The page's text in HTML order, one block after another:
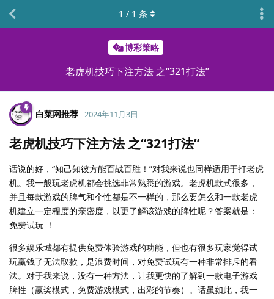
博彩策略
老虎机技巧下注方法 之“321打法”
1 / 1 条
白菜网推荐 2024年11月3日
老虎机技巧下注方法 之“321打法”
话说的好，“知己知彼方能百战百胜！”对我来说也同样适用于打老虎
机。我一般玩老虎机都会挑选非常熟悉的游戏。老虎机款式很多，
并且每款游戏的脾气和个性都是不一样的，那么要怎么和一款老虎
机建立一定程度的亲密度，以更了解该游戏的脾性呢？答案就是：
免费试玩 ！
很多娱乐城都有提供免费体验游戏的功能，但也有很多玩家觉得试
玩赢钱了无法取款，是浪费时间，对免费试玩有一种非常排斥的看
法。对于我来说，没有一种方法，让我更快的了解到一款电子游戏
脾性（赢奖模式，免费游戏模式，出彩的节奏）。话虽如此，我一